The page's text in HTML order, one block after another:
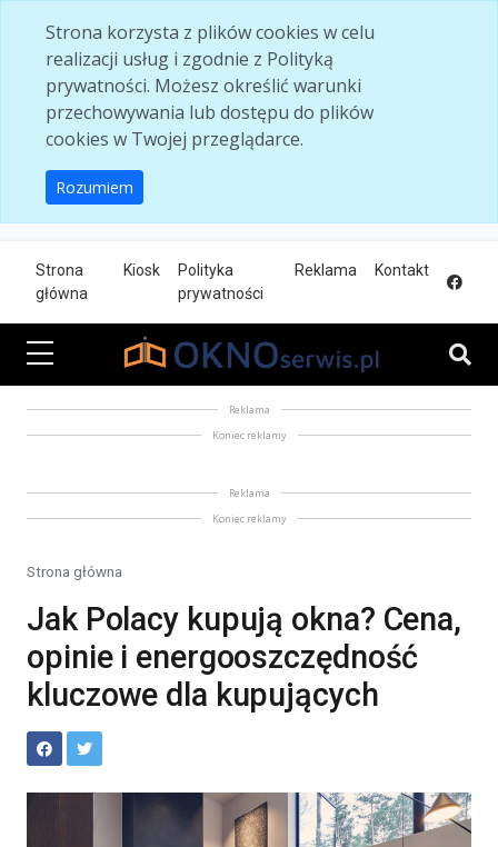
Strona korzysta z plików cookies w celu
realizacji usług i zgodnie z Polityką
prywatności. Możesz określić warunki
przechowywania lub dostępu do plików
cookies w Twojej przeglądarce.
Rozumiem
Strona
główna
Kiosk
Polityka
prywatności
Reklama Kontakt
Reklama
Koniec reklamy
Reklama
Koniec reklamy
Strona główna
Jak Polacy kupują okna? Cena,
opinie i energooszczędność
kluczowe dla kupujących